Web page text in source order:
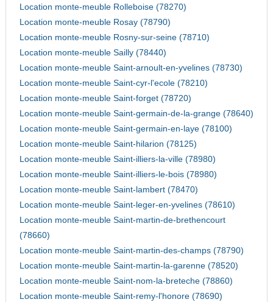
Location monte-meuble Rolleboise (78270)
Location monte-meuble Rosay (78790)
Location monte-meuble Rosny-sur-seine (78710)
Location monte-meuble Sailly (78440)
Location monte-meuble Saint-arnoult-en-yvelines (78730)
Location monte-meuble Saint-cyr-l'ecole (78210)
Location monte-meuble Saint-forget (78720)
Location monte-meuble Saint-germain-de-la-grange (78640)
Location monte-meuble Saint-germain-en-laye (78100)
Location monte-meuble Saint-hilarion (78125)
Location monte-meuble Saint-illiers-la-ville (78980)
Location monte-meuble Saint-illiers-le-bois (78980)
Location monte-meuble Saint-lambert (78470)
Location monte-meuble Saint-leger-en-yvelines (78610)
Location monte-meuble Saint-martin-de-brethencourt
(78660)
Location monte-meuble Saint-martin-des-champs (78790)
Location monte-meuble Saint-martin-la-garenne (78520)
Location monte-meuble Saint-nom-la-breteche (78860)
Location monte-meuble Saint-remy-l'honore (78690)